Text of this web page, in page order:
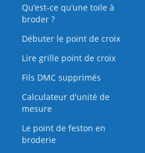
Qu’est‑ce qu’une toile à
broder ?
Débuter le point de croix
Lire grille point de croix
Fils DMC supprimés
Calculateur d'unité de
mesure
Le point de feston en
broderie